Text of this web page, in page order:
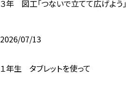
３年 図工「つないで立てて広げよう」
2026/07/13
１年生 タブレットを使って